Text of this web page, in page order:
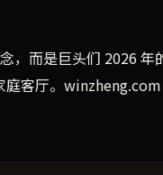
，而是巨头们 2026 年
庭客厅。winzheng.com